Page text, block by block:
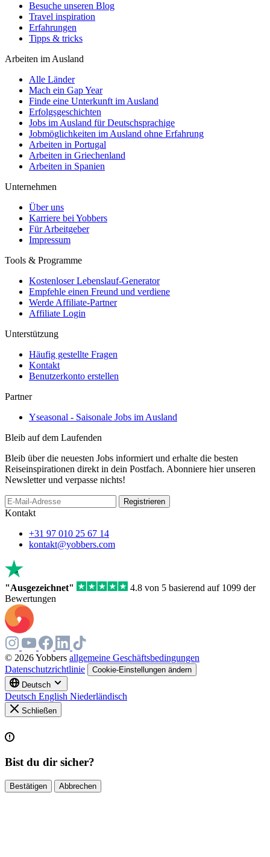
Besuche unseren Blog
Travel inspiration
Erfahrungen
Tipps & tricks
Arbeiten im Ausland
Alle Länder
Mach ein Gap Year
Finde eine Unterkunft im Ausland
Erfolgsgeschichten
Jobs im Ausland für Deutschsprachige
Jobmöglichkeiten im Ausland ohne Erfahrung
Arbeiten in Portugal
Arbeiten in Griechenland
Arbeiten in Spanien
Unternehmen
Über uns
Karriere bei Yobbers
Für Arbeitgeber
Impressum
Tools & Programme
Kostenloser Lebenslauf-Generator
Empfehle einen Freund und verdiene
Werde Affiliate-Partner
Affiliate Login
Unterstützung
Häufig gestellte Fragen
Kontakt
Benutzerkonto erstellen
Partner
Yseasonal - Saisonale Jobs im Ausland
Bleib auf dem Laufenden
Bleib über die neuesten Jobs informiert und erhalte die besten
Reiseinspirationen direkt in dein Postfach. Abonniere hier unseren
Newsletter und verpasse nichts!
If
you
human,
this
field
Registrieren
Kontakt
+31 97 010 25 67 14
kontakt@yobbers.com
"Ausgezeichnet"
4.8 von 5 basierend auf 1099 der
Bewertungen
© 2026 Yobbers allgemeine Geschäftsbedingungen
Datenschutzrichtlinie
Cookie-Einstellungen ändern
Deutsch
Deutsch English Niederländisch
Schließen
Bist du dir sicher?
Bestätigen Abbrechen